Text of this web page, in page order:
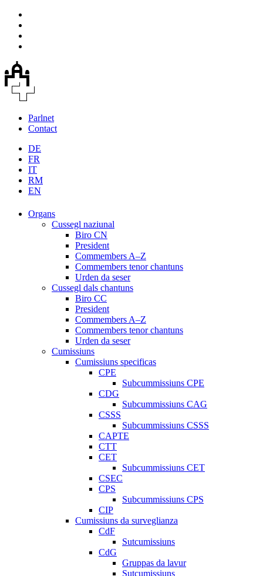
Parlnet
Contact
DE
FR
IT
RM
EN
Organs
Cussegl naziunal
Biro CN
President
Commembers A–Z
Commembers tenor chantuns
Urden da seser
Cussegl dals chantuns
Biro CC
President
Commembers A–Z
Commembers tenor chantuns
Urden da seser
Cumissiuns
Cumissiuns specificas
CPE
Subcummissiuns CPE
CDG
Subcummissiuns CAG
CSSS
Subcummissiuns CSSS
CAPTE
CTT
CET
Subcummissiuns CET
CSEC
CPS
Subcummissiuns CPS
CIP
Cumissiuns da surveglianza
CdF
Sutcumissiuns
CdG
Gruppas da lavur
Sutcumissiuns